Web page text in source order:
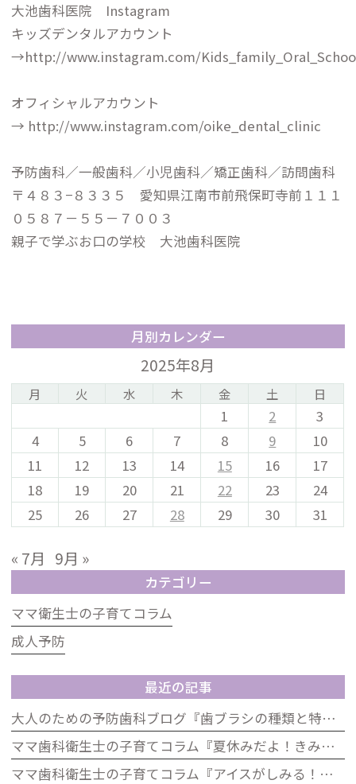
大池歯科医院 Instagram
キッズデンタルアカウント
→http://www.instagram.com/
オフィシャルアカウント
→ http://www.instagram.com/oike_dental_clinic
予防歯科／一般歯科／小児歯科／矯正歯科／訪問歯科
〒４８３−８３３５ 愛知県江南市前飛保町寺前１１１
０５８７－５５－７００３
親子で学ぶお口の学校 大池歯科医院
月別カレンダー
2025年8月
月 火 水 木 金 土 日
1 2
3
4
5 6 7 8 9
10
11
12 13 14 15 16
17
18
19 20 21 22 23
24
25
26 27 28 29 30 31
« 7月 9月 »
カテゴリー
ママ衛生士の子育てコラム
成人予防
最近の記事
大人のための予防歯科ブログ『歯ブラシの種類と特徴』
ママ歯科衛生士の子育てコラム『夏休みだよ！きみの歯は大丈夫？「むし歯ゼロ」大作戦』
ママ歯科衛生士の子育てコラム『アイスがしみる！それ、虫歯じゃないかも？子どもの知覚過敏について』